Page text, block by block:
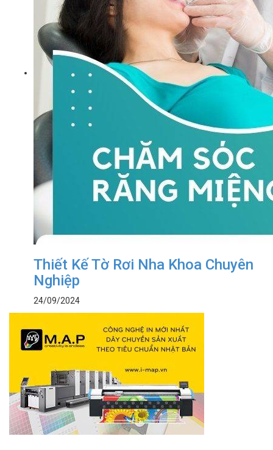
Thiết Kế Tờ Rơi Nha Khoa Chuyên
Nghiệp
24/09/2024